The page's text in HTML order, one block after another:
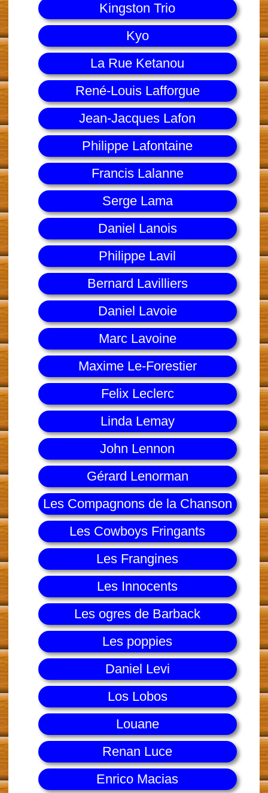
Kingston Trio
Kyo
La Rue Ketanou
René-Louis Lafforgue
Jean-Jacques Lafon
Philippe Lafontaine
Francis Lalanne
Serge Lama
Daniel Lanois
Philippe Lavil
Bernard Lavilliers
Daniel Lavoie
Marc Lavoine
Maxime Le-Forestier
Felix Leclerc
Linda Lemay
John Lennon
Gérard Lenorman
Les Compagnons de la Chanson
Les Cowboys Fringants
Les Frangines
Les Innocents
Les ogres de Barback
Les poppies
Daniel Levi
Los Lobos
Louane
Renan Luce
Enrico Macias